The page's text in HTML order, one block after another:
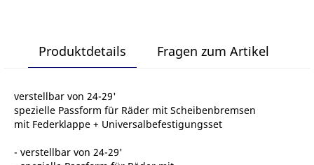
Produktdetails Fragen zum Artikel
verstellbar von 24-29'
spezielle Passform für Räder mit Scheibenbremsen
mit Federklappe + Universalbefestigungsset
- verstellbar von 24-29'